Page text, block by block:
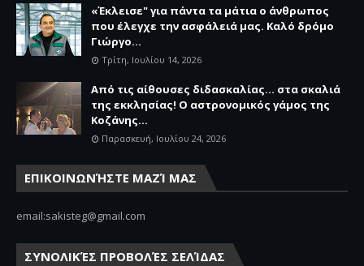
«Έκλεισε" για πάντα τα μάτια ο άνθρωπος
που έλεγχε την ασφάλειά μας. Καλό δρόμο
Γιώργο...
Τρίτη, Ιουλίου 14, 2026
Από τις αίθουσες διδασκαλίας… στα σκαλιά
της εκκλησίας! Ο αστρονομικός γάμος της
Κοζάνης...
Παρασκευή, Ιουλίου 24, 2026
ΕΠΙΚΟΙΝΩΝΉΣΤΕ ΜΑΖΊ ΜΑΣ
email:sakisteg@gmail.com
ΣΥΝΟΛΙΚΈΣ ΠΡΟΒΟΛΈΣ ΣΕΛΊΔΑΣ